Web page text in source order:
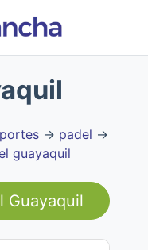
→ padel →
guayaquil
Guayaquil